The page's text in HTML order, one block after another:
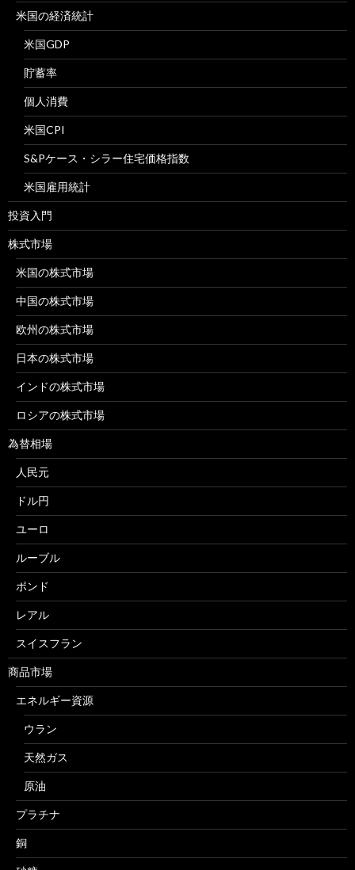
米国の経済統計
米国GDP
貯蓄率
個人消費
米国CPI
S&Pケース・シラー住宅価格指数
米国雇用統計
投資入門
株式市場
米国の株式市場
中国の株式市場
欧州の株式市場
日本の株式市場
インドの株式市場
ロシアの株式市場
為替相場
人民元
ドル円
ユーロ
ルーブル
ポンド
レアル
スイスフラン
商品市場
エネルギー資源
ウラン
天然ガス
原油
プラチナ
銅